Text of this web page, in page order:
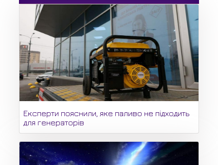
Експерти пояснили, яке паливо не підходить
для генераторів